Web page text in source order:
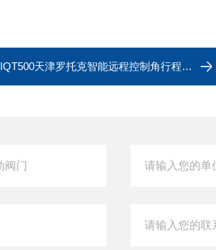
IQT500天津罗托克智能远程控制角行程电动装置